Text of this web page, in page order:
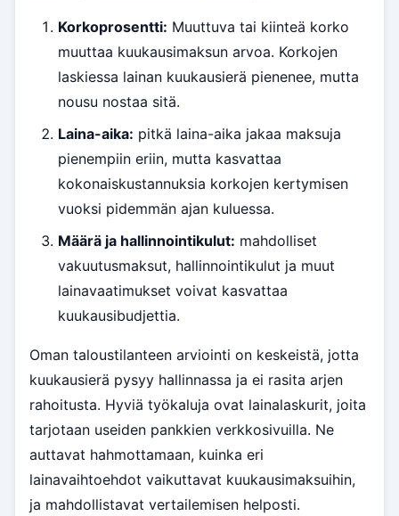
Korkoprosentti: Muuttuva tai kiinteä korko
muuttaa kuukausimaksun arvoa. Korkojen
laskiessa lainan kuukausierä pienenee, mutta
nousu nostaa sitä.
Laina-aika: pitkä laina-aika jakaa maksuja
pienempiin eriin, mutta kasvattaa
kokonaiskustannuksia korkojen kertymisen
vuoksi pidemmän ajan kuluessa.
Määrä ja hallinnointikulut: mahdolliset
vakuutusmaksut, hallinnointikulut ja muut
lainavaatimukset voivat kasvattaa
kuukausibudjettia.
Oman taloustilanteen arviointi on keskeistä, jotta
kuukausierä pysyy hallinnassa ja ei rasita arjen
rahoitusta. Hyviä työkaluja ovat lainalaskurit, joita
tarjotaan useiden pankkien verkkosivuilla. Ne
auttavat hahmottamaan, kuinka eri
lainavaihtoehdot vaikuttavat kuukausimaksuihin,
ja mahdollistavat vertailemisen helposti.